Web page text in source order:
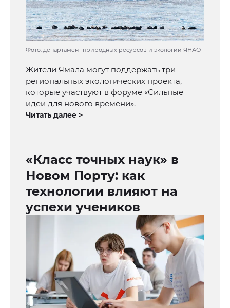
Фото: департамент природных ресурсов и экологии ЯНАО
Жители Ямала могут поддержать три
региональных экологических проекта,
которые участвуют в форуме «Сильные
идеи для нового времени».
Читать далее >
«Класс точных наук» в
Новом Порту: как
технологии влияют на
успехи учеников